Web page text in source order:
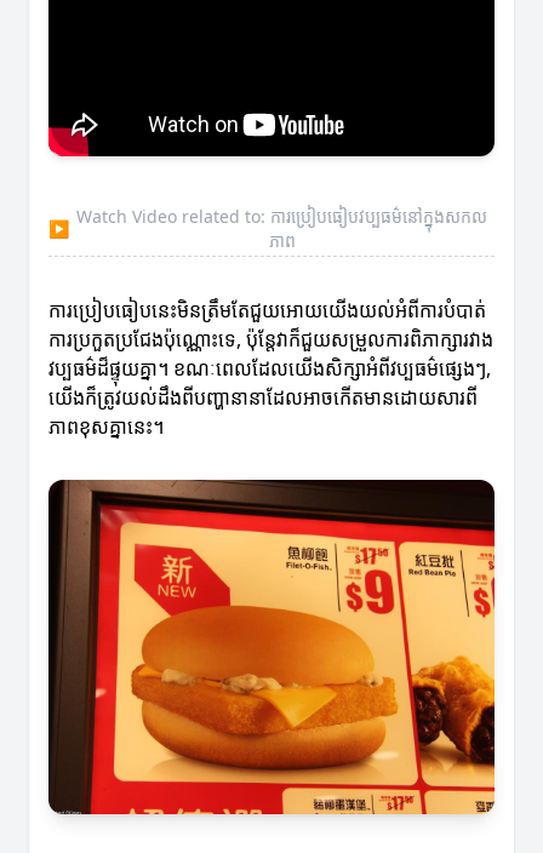
▶
Watch Video related to: ការប្រៀបធៀបវប្បធម៌នៅក្នុងសកល
ភាព
ការប្រៀបធៀបនេះមិនត្រឹមតែជួយអោយយើងយល់អំពីការបំបាត់
ការប្រកួតប្រជែងប៉ុណ្ណោះទេ, ប៉ុន្តែវាក៏ជួយសម្រួលការពិភាក្សារវាង
វប្បធម៌ដ៏ផ្ទុយគ្នា។ ខណៈពេលដែលយើងសិក្សាអំពីវប្បធម៌ផ្សេងៗ,
យើងក៏ត្រូវយល់ដឹងពីបញ្ហានានាដែលអាចកើតមានដោយសារពី
ភាពខុសគ្នានេះ។